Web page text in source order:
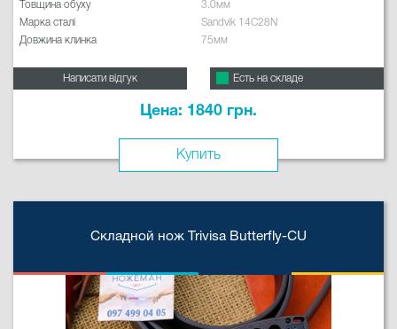
Товщина обуху
3.0мм
Марка сталі
Sandvik 14C28N
Довжина клинка
75мм
Написати відгук Есть на складе
Цена: 1840 грн.
Купить
Складной нож Trivisa Butterfly-CU